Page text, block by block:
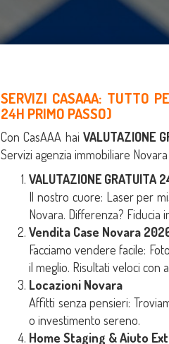
SERVIZI CASAAA: TUTTO
24H PRIMO PASSO)
Con CasAAA hai VALUTAZIONE
Servizi agenzia immobiliare
VALUTAZIONE
Il nostro cuore: Laser per
Novara. Differenza? Fiducia
Vendita Case Novara
Facciamo vendere facile:
il meglio. Risultati veloci con
Locazioni Novara
Affitti senza pensieri:
o investimento sereno.
Home Staging & Aiuto